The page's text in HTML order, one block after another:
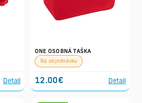
Detail
ONE OSOBNÁ TAŠKA
Na objednávku
12.00€ Detail